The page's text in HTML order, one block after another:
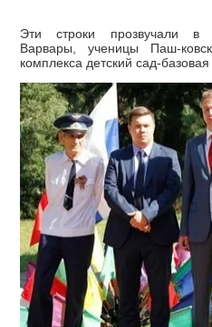
Эти строки прозвучали в
Варвары, ученицы Паш-
комплекса детский сад-